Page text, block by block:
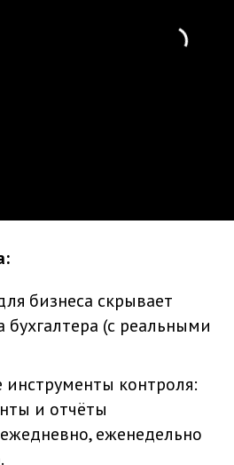
бизнеса скрывает
бухгалтера (с реальными
инструменты контроля:
и отчёты
еженедельно